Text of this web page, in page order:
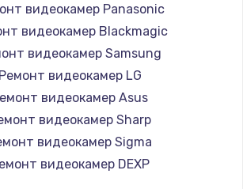
видеокамер Panasonic
видеокамер Blackmagic
видеокамер Samsung
Ремонт видеокамер LG
видеокамер Asus
видеокамер Sharp
видеокамер Sigma
видеокамер DEXP